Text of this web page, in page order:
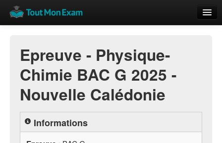
Vue globale
Nouveautés
Rajouter
Résultats
ECE du Bac
Epreuve - Physique-
Chimie BAC G 2025 -
Nouvelle Calédonie
Informations